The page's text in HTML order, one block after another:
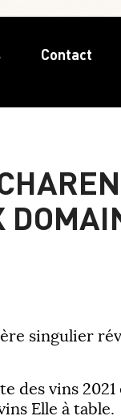
Contact
singulier
des vins
Elle à table.